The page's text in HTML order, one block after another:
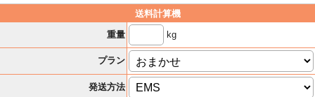
送料計算機
重量
kg
プラン
発送方法